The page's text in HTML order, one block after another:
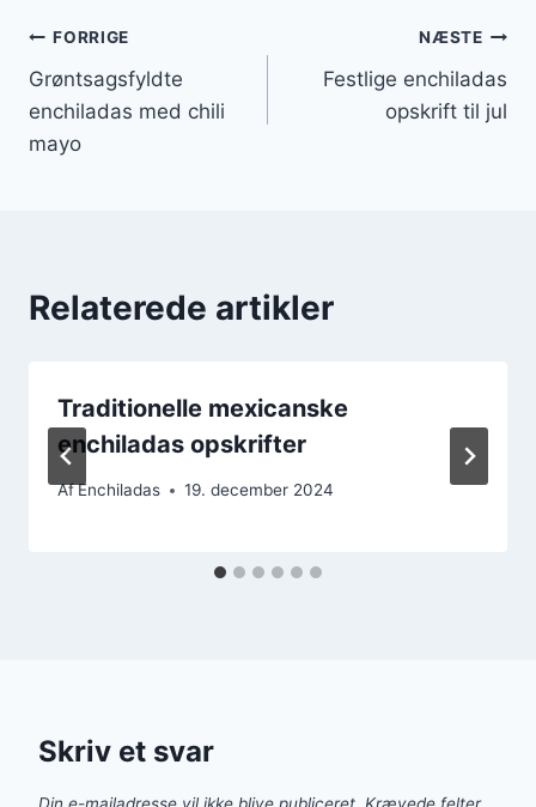
Indlægsnavigation
FORRIGE
Grøntsagsfyldte
enchiladas med chili
mayo
NÆSTE
Festlige enchiladas
opskrift til jul
Relaterede artikler
Traditionelle mexicanske
enchiladas opskrifter
AfEnchiladas 19. december 2024
Skriv et svar